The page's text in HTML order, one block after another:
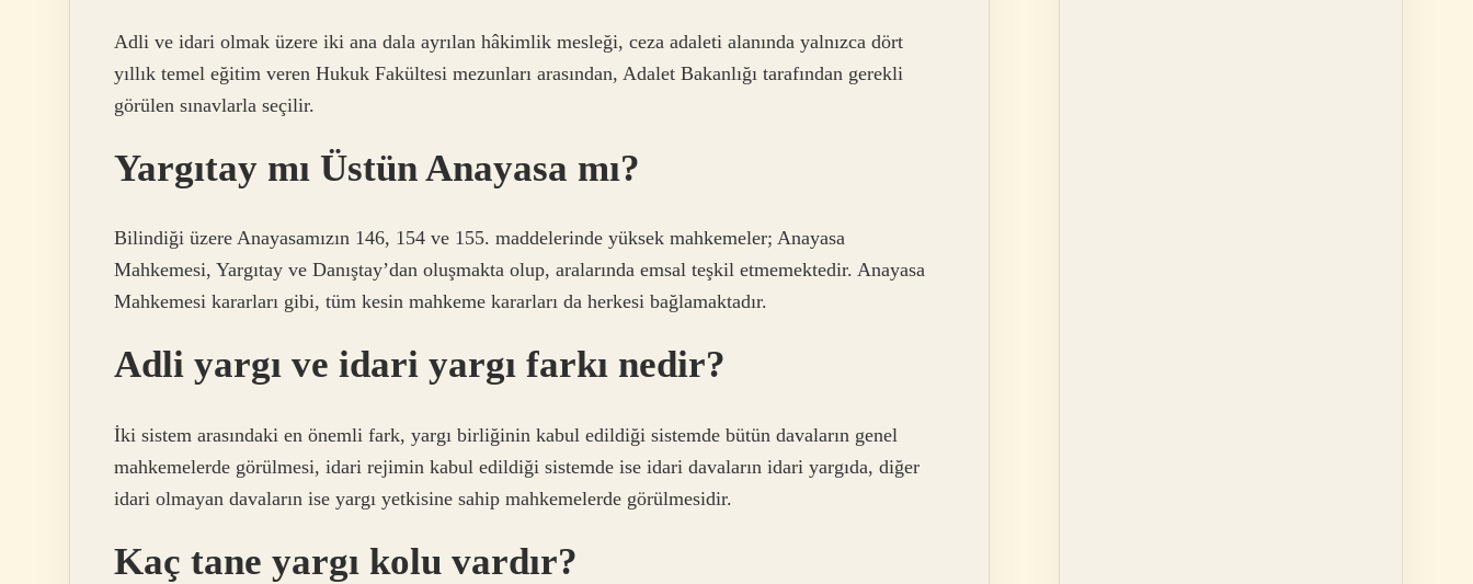
Adli ve idari olmak üzere iki ana dala ayrılan hâkimlik mesleği, ceza adaleti alanında yalnızca dört
yıllık temel eğitim veren Hukuk Fakültesi mezunları arasından, Adalet Bakanlığı tarafından gerekli
görülen sınavlarla seçilir.
Yargıtay mı Üstün Anayasa mı?
Bilindiği üzere Anayasamızın 146, 154 ve 155. maddelerinde yüksek mahkemeler; Anayasa
Mahkemesi, Yargıtay ve Danıştay’dan oluşmakta olup, aralarında emsal teşkil etmemektedir. Anayasa
Mahkemesi kararları gibi, tüm kesin mahkeme kararları da herkesi bağlamaktadır.
Adli yargı ve idari yargı farkı nedir?
İki sistem arasındaki en önemli fark, yargı birliğinin kabul edildiği sistemde bütün davaların genel
mahkemelerde görülmesi, idari rejimin kabul edildiği sistemde ise idari davaların idari yargıda, diğer
idari olmayan davaların ise yargı yetkisine sahip mahkemelerde görülmesidir.
Kaç tane yargı kolu vardır?